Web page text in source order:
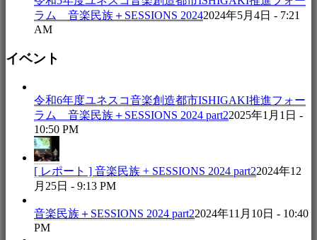
ラム 音楽民族＋SESSIONS 20242024年5月4日 - 7:21
AM
イベント
令和6年度ユネスコ音楽創造都市ISHIGAKI推進フォー
ラム 音楽民族＋SESSIONS 2024 part22025年1月1日 -
10:50 PM
[ レポート ] 音楽民族 + SESSIONS 2024 part22024年12
月25日 - 9:13 PM
音楽民族＋SESSIONS 2024 part22024年11月10日 - 10:40
PM